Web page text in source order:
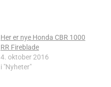
Her er nye Honda CBR 1000
RR Fireblade
4. oktober 2016
i "Nyheter"